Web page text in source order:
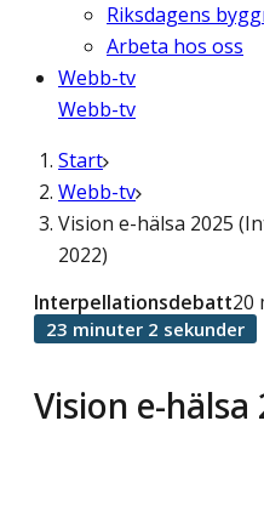
Riksdagens
Arbeta hos oss
Webb-tv
Webb-tv
Start
Webb-tv
Vision e-hälsa 2025
2022)
Vision e-hälsa
Interpellationsdebatt20
23 minuter 2 sekunder